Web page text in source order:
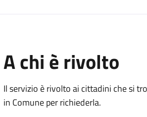
A chi è rivolto
Il servizio è rivolto ai cittadini che si
in Comune per richiederla.